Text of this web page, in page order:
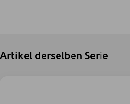
Komplette Schlafzimmer
Artikel derselben Serie